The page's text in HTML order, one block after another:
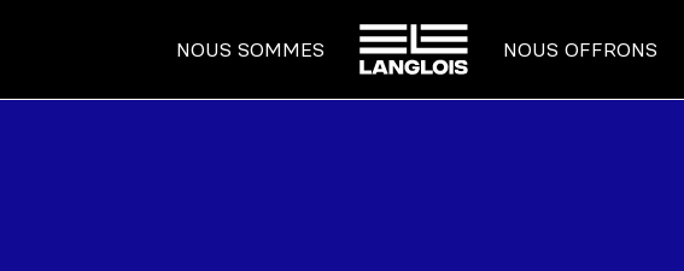
NOUS SOMMES
ACCUEIL
NOUS OFFRONS